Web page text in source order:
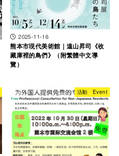
2025-11-16
熊本市現代美術館｜遠山昇司《收
藏庫裡的鳥們》（附繁體中文導
覽）
活動 Event